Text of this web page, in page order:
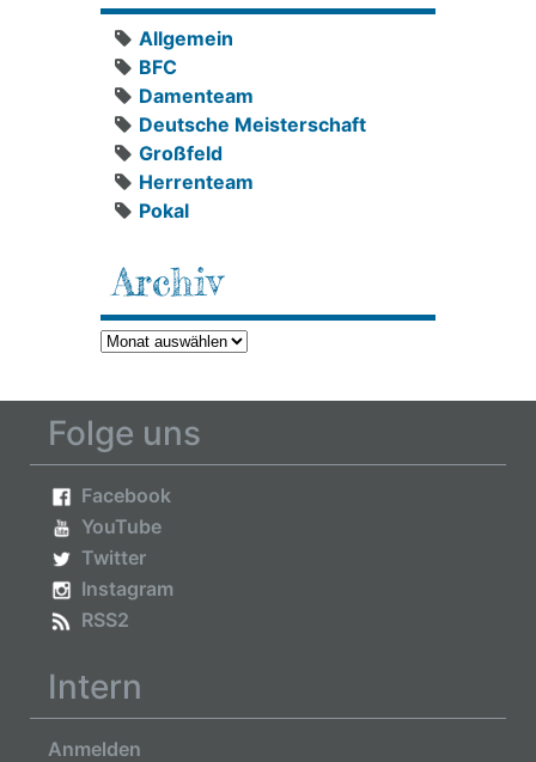
Allgemein
BFC
Damenteam
Deutsche Meisterschaft
Großfeld
Herrenteam
Pokal
Archiv
Archiv
Folge uns
Facebook
YouTube
Twitter
Instagram
RSS2
Intern
Anmelden